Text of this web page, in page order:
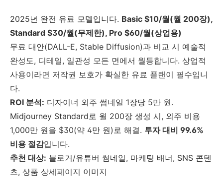
2025년 완전 유료 모델입니다. Basic $10/월(월 200장),
Standard $30/월(무제한), Pro $60/월(상업용)
무료 대안(DALL-E, Stable Diffusion)과 비교 시 예술적
완성도, 디테일, 일관성 모든 면에서 월등합니다. 상업적
사용이라면 저작권 보호가 확실한 유료 플랜이 필수입니
다.
ROI 분석: 디자이너 외주 썸네일 1장당 5만 원.
Midjourney Standard로 월 200장 생성 시, 외주 비용
1,000만 원을 $30(약 4만 원)로 해결. 투자 대비 99.6%
비용 절감입니다.
추천 대상: 블로거/유튜버 썸네일, 마케팅 배너, SNS 콘텐
츠, 상품 상세페이지 이미지